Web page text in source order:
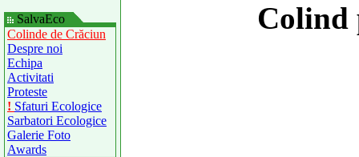
SalvaEco
Colinde de Crăciun
Despre noi
Echipa
Activitati
Proteste
! Sfaturi Ecologice
Sarbatori Ecologice
Galerie Foto
Awards
Colind